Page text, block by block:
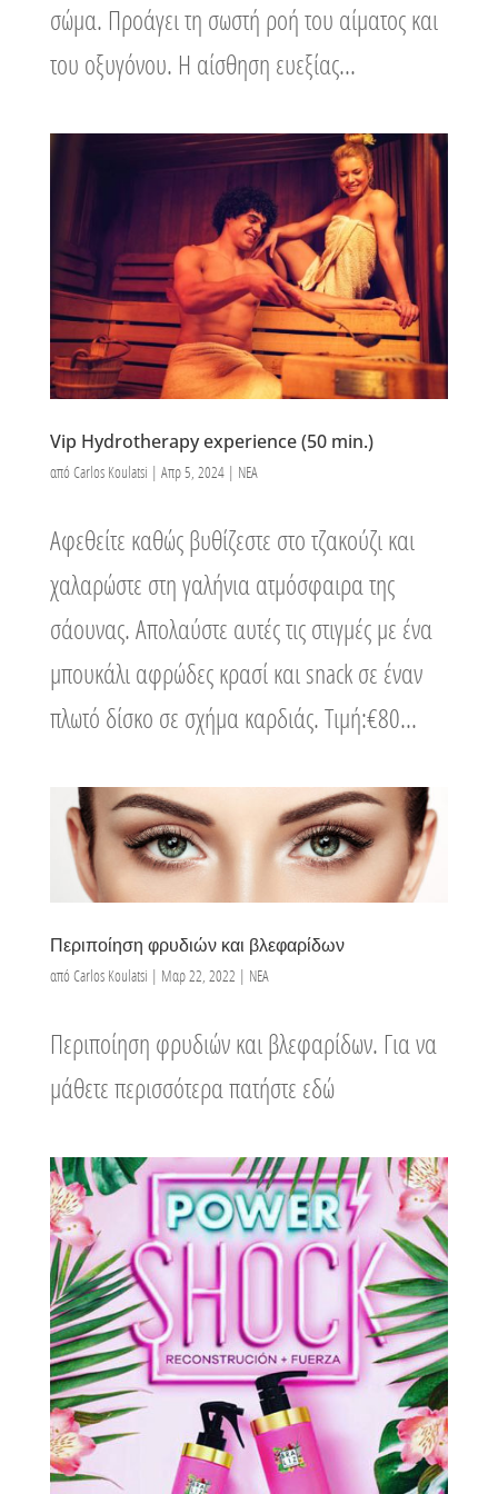
σώμα. Προάγει τη σωστή ροή του αίματος και
του οξυγόνου. Η αίσθηση ευεξίας...
Vip Hydrotherapy experience (50 min.)
από Carlos Koulatsi | Απρ 5, 2024| ΝΕΑ
Αφεθείτε καθώς βυθίζεστε στο τζακούζι και
χαλαρώστε στη γαλήνια ατμόσφαιρα της
σάουνας. Απολαύστε αυτές τις στιγμές με ένα
μπουκάλι αφρώδες κρασί και snack σε έναν
πλωτό δίσκο σε σχήμα καρδιάς. Τιμή:€80...
Περιποίηση φρυδιών και βλεφαρίδων
από Carlos Koulatsi | Μαρ 22, 2022 | ΝΕΑ
Περιποίηση φρυδιών και βλεφαρίδων. Για να
μάθετε περισσότερα πατήστε εδώ